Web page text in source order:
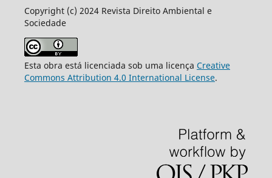
Copyright (c) 2024 Revista Direito Ambiental e
Sociedade
Esta obra está licenciada sob uma licença Creative
Commons Attribution 4.0 International License.